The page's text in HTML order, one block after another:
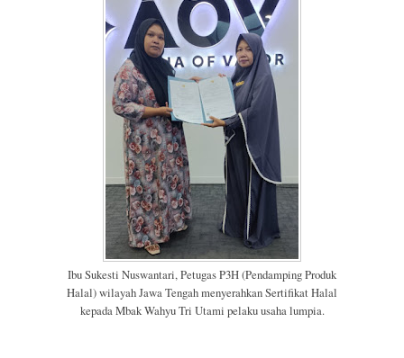
Ibu Sukesti Nuswantari, Petugas P3H (Pendamping Produk
Halal) wilayah Jawa Tengah menyerahkan Sertifikat Halal
kepada Mbak Wahyu Tri Utami pelaku usaha lumpia.